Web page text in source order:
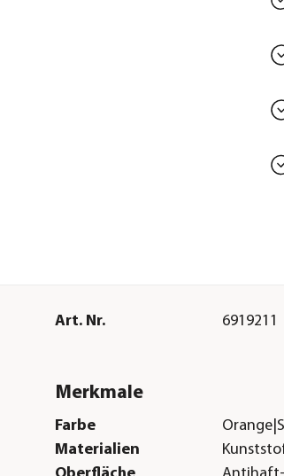
Art. Nr. 6919211
Merkmale
Farbe
Materialien